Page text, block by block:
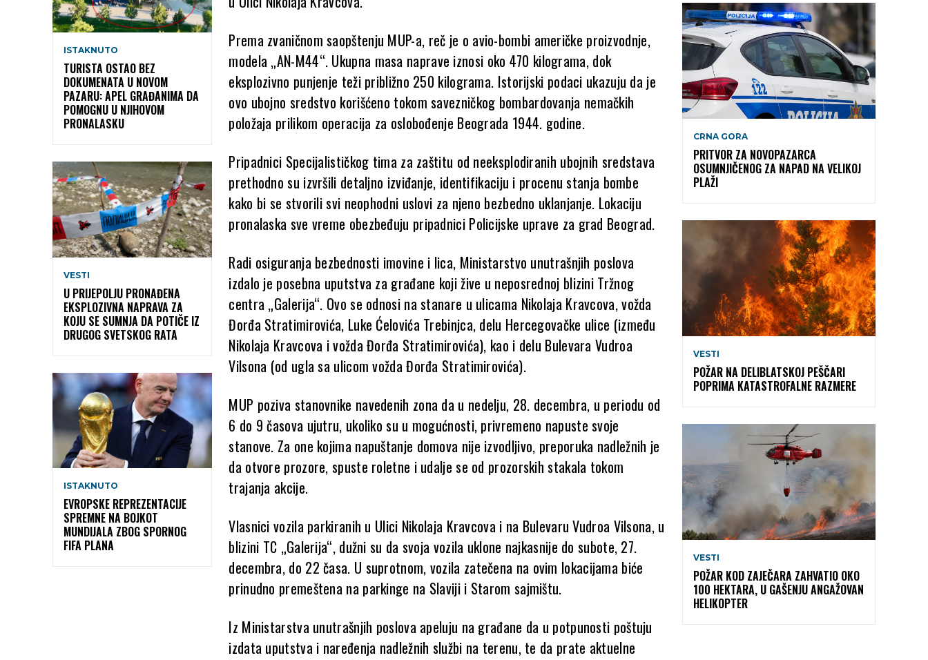
ISTAKNUTO
TURISTA OSTAO BEZ
DOKUMENATA U NOVOM
PAZARU: APEL GRAĐANIMA DA
POMOGNU U NJIHOVOM
PRONALASKU
VESTI
U PRIJEPOLJU PRONAĐENA
EKSPLOZIVNA NAPRAVA ZA
KOJU SE SUMNJA DA POTIČE IZ
DRUGOG SVETSKOG RATA
ISTAKNUTO
EVROPSKE REPREZENTACIJE
SPREMNE NA BOJKOT
MUNDIJALA ZBOG SPORNOG
FIFA PLANA
Prema zvaničnom saopštenju MUP-a, reč je o avio-bombi američke proizvodnje,
modela „AN-M44“. Ukupna masa naprave iznosi oko 470 kilograma, dok
eksplozivno punjenje teži približno 250 kilograma. Istorijski podaci ukazuju da je
ovo ubojno sredstvo korišćeno tokom savezničkog bombardovanja nemačkih
položaja prilikom operacija za oslobođenje Beograda 1944. godine.
Pripadnici Specijalističkog tima za zaštitu od neeksplodiranih ubojnih sredstava
prethodno su izvršili detaljno izviđanje, identifikaciju i procenu stanja bombe
kako bi se stvorili svi neophodni uslovi za njeno bezbedno uklanjanje. Lokaciju
pronalaska sve vreme obezbeđuju pripadnici Policijske uprave za grad Beograd.
Radi osiguranja bezbednosti imovine i lica, Ministarstvo unutrašnjih poslova
izdalo je posebna uputstva za građane koji žive u neposrednoj blizini Tržnog
centra „Galerija“. Ovo se odnosi na stanare u ulicama Nikolaja Kravcova, vožda
Đorđa Stratimirovića, Luke Ćelovića Trebinjca, delu Hercegovačke ulice (između
Nikolaja Kravcova i vožda Đorđa Stratimirovića), kao i delu Bulevara Vudroa
Vilsona (od ugla sa ulicom vožda Đorđa Stratimirovića).
MUP poziva stanovnike navedenih zona da u nedelju, 28. decembra, u periodu od
6 do 9 časova ujutru, ukoliko su u mogućnosti, privremeno napuste svoje
stanove. Za one kojima napuštanje domova nije izvodljivo, preporuka nadležnih je
da otvore prozore, spuste roletne i udalje se od prozorskih stakala tokom
trajanja akcije.
Vlasnici vozila parkiranih u Ulici Nikolaja Kravcova i na Bulevaru Vudroa Vilsona, u
blizini TC „Galerija“, dužni su da svoja vozila uklone najkasnije do subote, 27.
decembra, do 22 časa. U suprotnom, vozila zatečena na ovim lokacijama biće
prinudno premeštena na parkinge na Slaviji i Starom sajmištu.
Iz Ministarstva unutrašnjih poslova apeluju na građane da u potpunosti poštuju
izdata uputstva i naređenja nadležnih službi na terenu, te da prate aktuelne
CRNA GORA
PRITVOR ZA NOVOPAZARCA
OSUMNJIČENOG ZA NAPAD NA VELIKOJ
PLAŽI
VESTI
POŽAR NA DELIBLATSKOJ PEŠČARI
POPRIMA KATASTROFALNE RAZMERE
VESTI
POŽAR KOD ZAJEČARA ZAHVATIO OKO
100 HEKTARA, U GAŠENJU ANGAŽOVAN
HELIKOPTER